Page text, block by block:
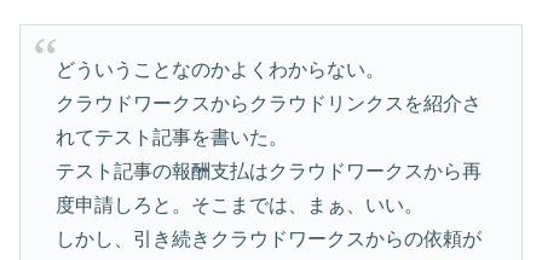
どういうことなのかよくわからない。
クラウドワークスからクラウドリンクスを紹介さ
れてテスト記事を書いた。
テスト記事の報酬支払はクラウドワークスから再
度申請しろと。そこまでは、まぁ、いい。
しかし、引き続きクラウドワークスからの依頼が